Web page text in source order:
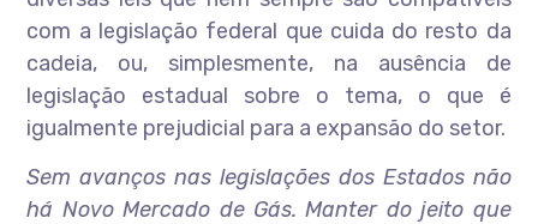
com a legislação federal que cuida do resto da
cadeia, ou, simplesmente, na ausência de
legislação estadual sobre o tema, o que é
igualmente prejudicial para a expansão do setor.
Sem avanços nas legislações dos Estados não
há Novo Mercado de Gás. Manter do jeito que